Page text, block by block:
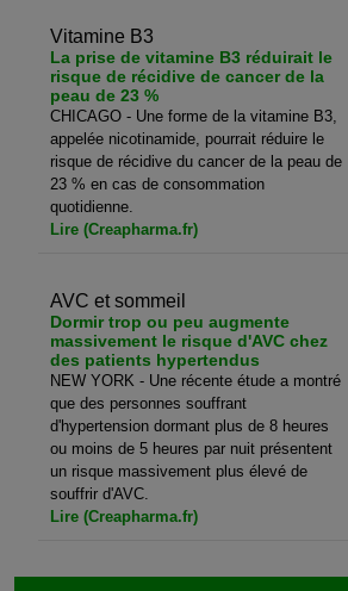
Vitamine B3
La prise de vitamine B3 réduirait le
risque de récidive de cancer de la
peau de 23 %
CHICAGO - Une forme de la vitamine B3,
appelée nicotinamide, pourrait réduire le
risque de récidive du cancer de la peau de
23 % en cas de consommation
quotidienne.
Lire (Creapharma.fr)
AVC et sommeil
Dormir trop ou peu augmente
massivement le risque d'AVC chez
des patients hypertendus
NEW YORK - Une récente étude a montré
que des personnes souffrant
d'hypertension dormant plus de 8 heures
ou moins de 5 heures par nuit présentent
un risque massivement plus élevé de
souffrir d'AVC.
Lire (Creapharma.fr)